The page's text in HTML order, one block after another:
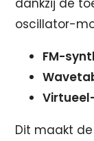
oscillator-
FM-
Dit maakt de